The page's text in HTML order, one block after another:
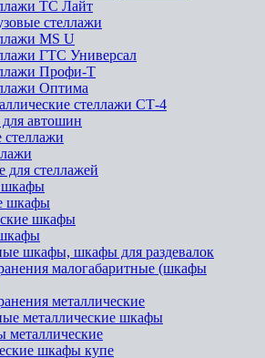
ТС Лайт
стеллажи
MS U
ГТС Универсал
Профи-Т
Оптима
стеллажи СТ-4
автошин
стеллажей
шкафы
шкафы
шкафы
шкафы, шкафы для раздевалок
малогабаритные (шкафы
металлические
металлические шкафы
шкафы купе